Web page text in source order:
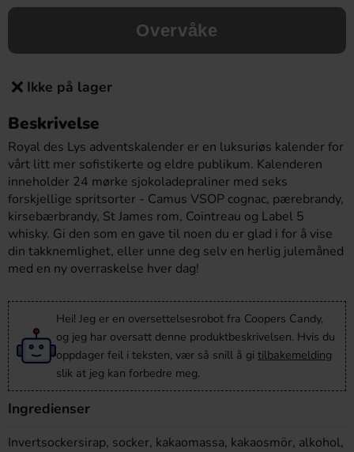
Overvåke
Ikke på lager
Beskrivelse
Royal des Lys adventskalender er en luksuriøs kalender for
vårt litt mer sofistikerte og eldre publikum. Kalenderen
inneholder 24 mørke sjokoladepraliner med seks
forskjellige spritsorter - Camus VSOP cognac, pærebrandy,
kirsebærbrandy, St James rom, Cointreau og Label 5
whisky. Gi den som en gave til noen du er glad i for å vise
din takknemlighet, eller unne deg selv en herlig julemåned
med en ny overraskelse hver dag!
Hei! Jeg er en oversettelsesrobot fra Coopers Candy,
og jeg har oversatt denne produktbeskrivelsen. Hvis du
oppdager feil i teksten, vær så snill å gi tilbakemelding
slik at jeg kan forbedre meg.
Ingredienser
Invertsockersirap, socker, kakaomassa, kakaosmör, alkohol,